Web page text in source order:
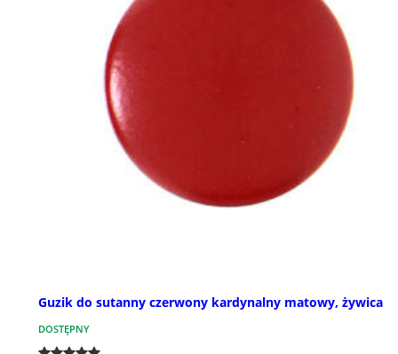
Guzik do sutanny czerwony kardynalny matowy, żywica
DOSTĘPNY